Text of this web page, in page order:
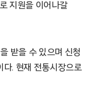
지원을 이어나갈
받을 수 있으며 신청
다. 현재 전통시장으로